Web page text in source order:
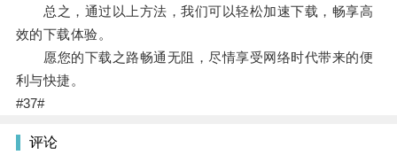
总之，通过以上方法，我们可以轻松加速下载，畅享高
效的下载体验。
愿您的下载之路畅通无阻，尽情享受网络时代带来的便
利与快捷。
#37#
评论